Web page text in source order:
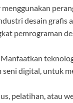
menggunakan
desain grafis
pemrograman
Manfaatkan
digital, untuk
pelatihan, atau